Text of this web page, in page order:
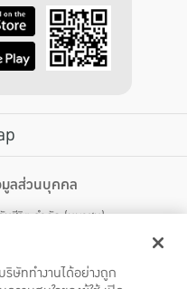
ลส่วนบุคคล
นชีวิต จำกัด (มหาชน)
ดง กรุงเทพฯ 10400 โทรศัพท์ 02-
ษัททำงานได้อย่างถูก